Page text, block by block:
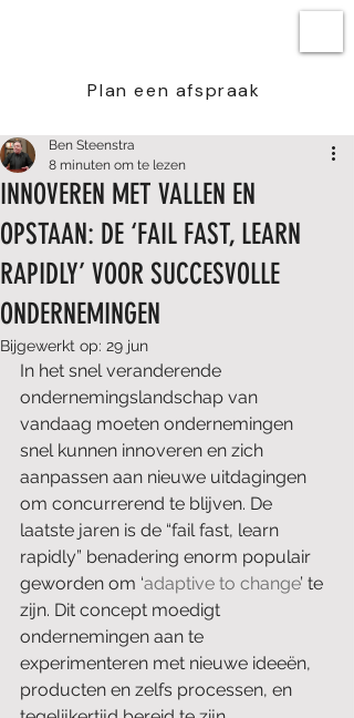
Plan een afspraak
INNOVEREN MET VALLEN EN
OPSTAAN: DE ‘FAIL FAST, LEARN
RAPIDLY’ VOOR SUCCESVOLLE
ONDERNEMINGEN
Ben Steenstra
8 minuten om te lezen
Bijgewerkt op: 29 jun
In het snel veranderende
ondernemingslandschap van
vandaag moeten ondernemingen
snel kunnen innoveren en zich
aanpassen aan nieuwe uitdagingen
om concurrerend te blijven. De
laatste jaren is de “fail fast, learn
rapidly” benadering enorm populair
geworden om ‘adaptive to change’ te
zijn. Dit concept moedigt
ondernemingen aan te
experimenteren met nieuwe ideeën,
producten en zelfs processen, en